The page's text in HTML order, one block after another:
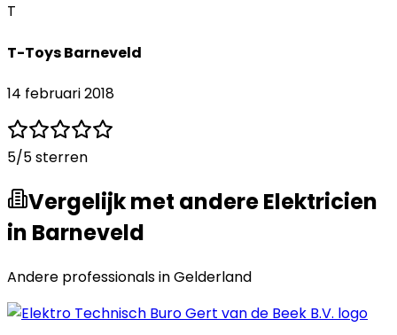
T
T-Toys Barneveld
14 februari 2018
5/5 sterren
Vergelijk met andere Elektricien
in Barneveld
Andere professionals inGelderland